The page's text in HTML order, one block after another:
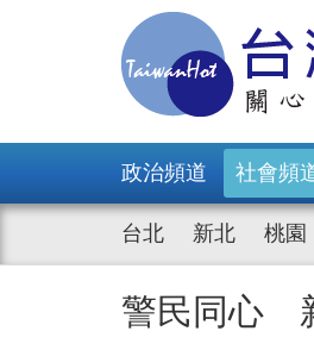
政治頻道 社會頻
台北 新北 桃園
警民同心